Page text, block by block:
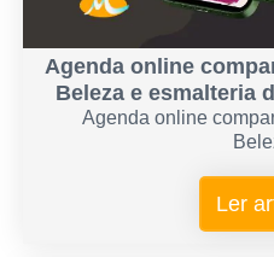
Agenda online
Beleza e esmalteria
Agenda online
Ler